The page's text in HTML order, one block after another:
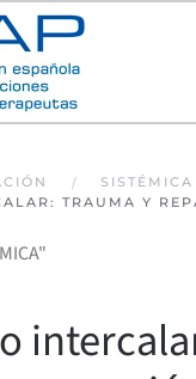
SISTÉMICA
TRAUMA Y